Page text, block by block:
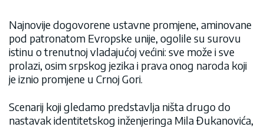
Najnovije dogovorene ustavne promjene, aminovane
pod patronatom Evropske unije, ogolile su surovu
istinu o trenutnoj vladajućoj većini: sve može i sve
prolazi, osim srpskog jezika i prava onog naroda koji
je iznio promjene u Crnoj Gori.
Scenarij koji gledamo predstavlja ništa drugo do
nastavak identitetskog inženjeringa Mila Đukanovića,